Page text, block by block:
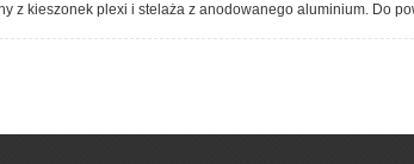
z kieszonek plexi i stelaża z anodowanego aluminium. Do